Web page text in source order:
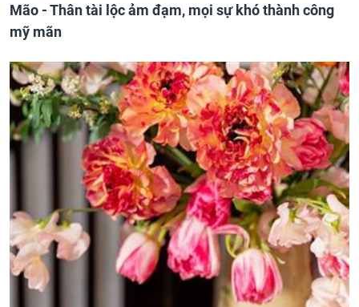
Mão - Thân tài lộc ảm đạm, mọi sự khó thành công
mỹ mãn